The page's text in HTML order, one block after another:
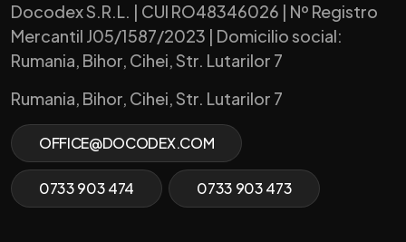
Docodex S.R.L. | CUI RO48346026 | Nº Registro
Mercantil J05/1587/2023 | Domicilio social:
Rumania, Bihor, Cihei, Str. Lutarilor 7
Rumania, Bihor, Cihei, Str. Lutarilor 7
OFFICE@DOCODEX.COM
0733 903 474 0733 903 473